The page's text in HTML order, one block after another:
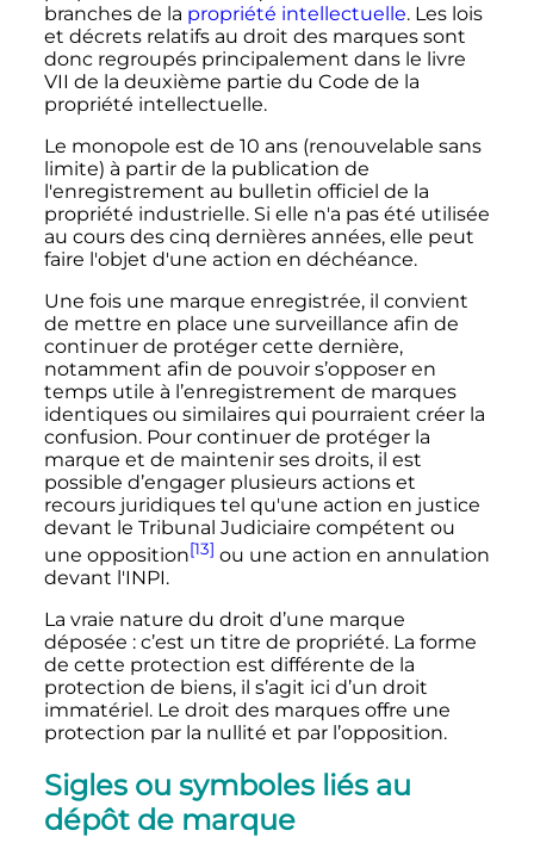
branches de la propriété intellectuelle. Les lois
et décrets relatifs au droit des marques sont
donc regroupés principalement dans le livre
VII de la deuxième partie du Code de la
propriété intellectuelle.
Le monopole est de 10 ans(renouvelable sans
limite) à partir de la publication de
l'enregistrement au bulletin officiel de la
propriété industrielle. Si elle n'a pas été utilisée
au cours des cinq dernières années, elle peut
faire l'objet d'une action en déchéance.
Une fois une marque enregistrée, il convient
de mettre en place une surveillance afin de
continuer de protéger cette dernière,
notamment afin de pouvoir s’opposer en
temps utile à l’enregistrement de marques
identiques ou similaires qui pourraient créer la
confusion. Pour continuer de protéger la
marque et de maintenir ses droits, il est
possible d’engager plusieurs actions et
recours juridiques tel qu'une action en justice
devant le Tribunal Judiciaire compétent ou
une opposition[13] ou une action en annulation
devant l'INPI.
La vraie nature du droit d’une marque
déposée : c’est un titre de propriété. La forme
de cette protection est différente de la
protection de biens, il s’agit ici d’un droit
immatériel. Le droit des marques offre une
protection par la nullité et par l’opposition.
Sigles ou symboles liés au
dépôt de marque